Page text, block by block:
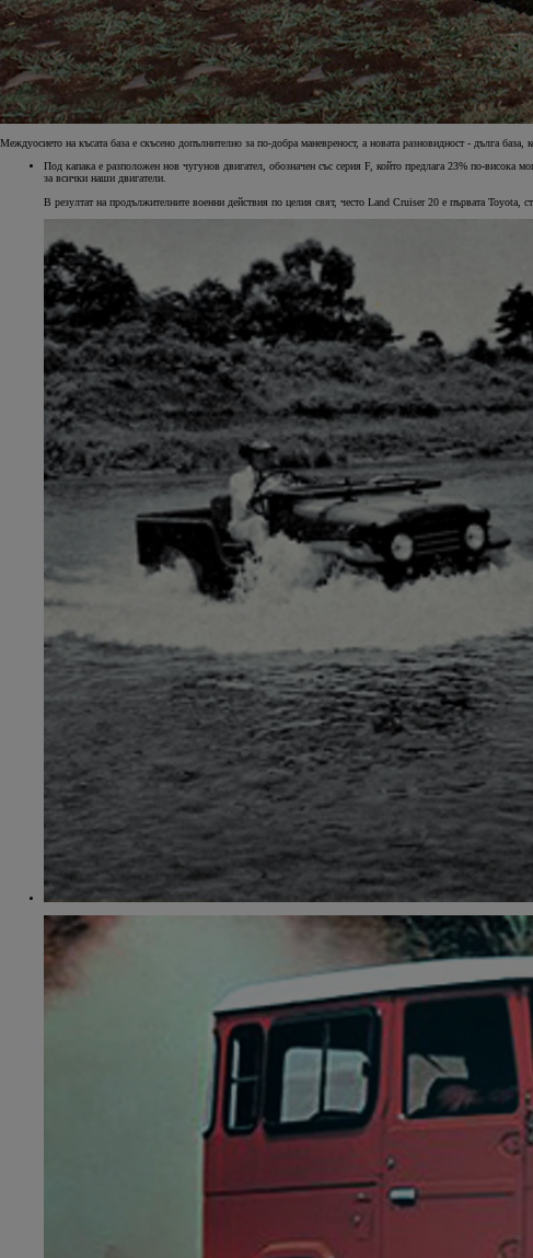
От
Или на лизинг / month
Toyota C-HR
Резервирай онлайн
HYBRID ELECTRIC & PLUG IN HYBRID ELECTRIC
От
Или на лизинг / month
RAV4
Резервирай онлайн
HYBRID ELECTRIC & PLUG IN HYBRID ELECTRIC
Междуосието на късата база е скъсено допълнително за по-добра маневреност, а новата разновидност - дълга
Под капака е разположен нов чугунов двигател, обозначен със серия F, който предлага 23% по-
за всички наши двигатели.
В резултат на продължителните военни действия по целия свят, често Land Cruiser 20 е първата